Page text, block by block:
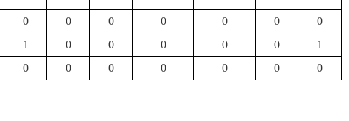
0 0 0 0 0 0
0
1 0 0 0 0 0
1
0 0 0 0 0 0 0